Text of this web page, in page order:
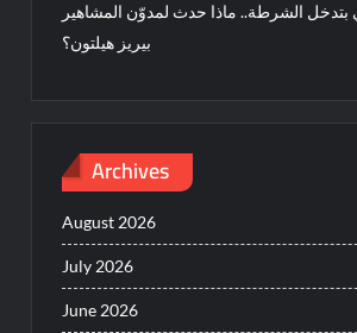
بتدخل الشرطة.. ماذا حدث لمدوّن المشاهير
بيريز هيلتون؟
Archives
August 2026
July 2026
June 2026